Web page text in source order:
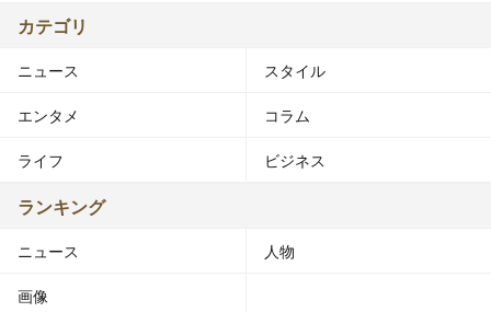
カテゴリ
ニュース スタイル
エンタメ コラム
ライフ ビジネス
ランキング
ニュース 人物
画像